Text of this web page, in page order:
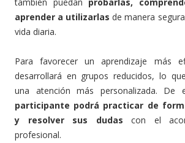
aprender a utilizarlas de manera
vida diaria.
Para favorecer un aprendizaje más
desarrollará en grupos reducidos, lo
una atención más personalizada. De
participante podrá practicar de
y resolver sus dudas con el
profesional.